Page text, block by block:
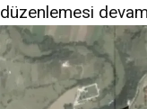
düzenlemesi